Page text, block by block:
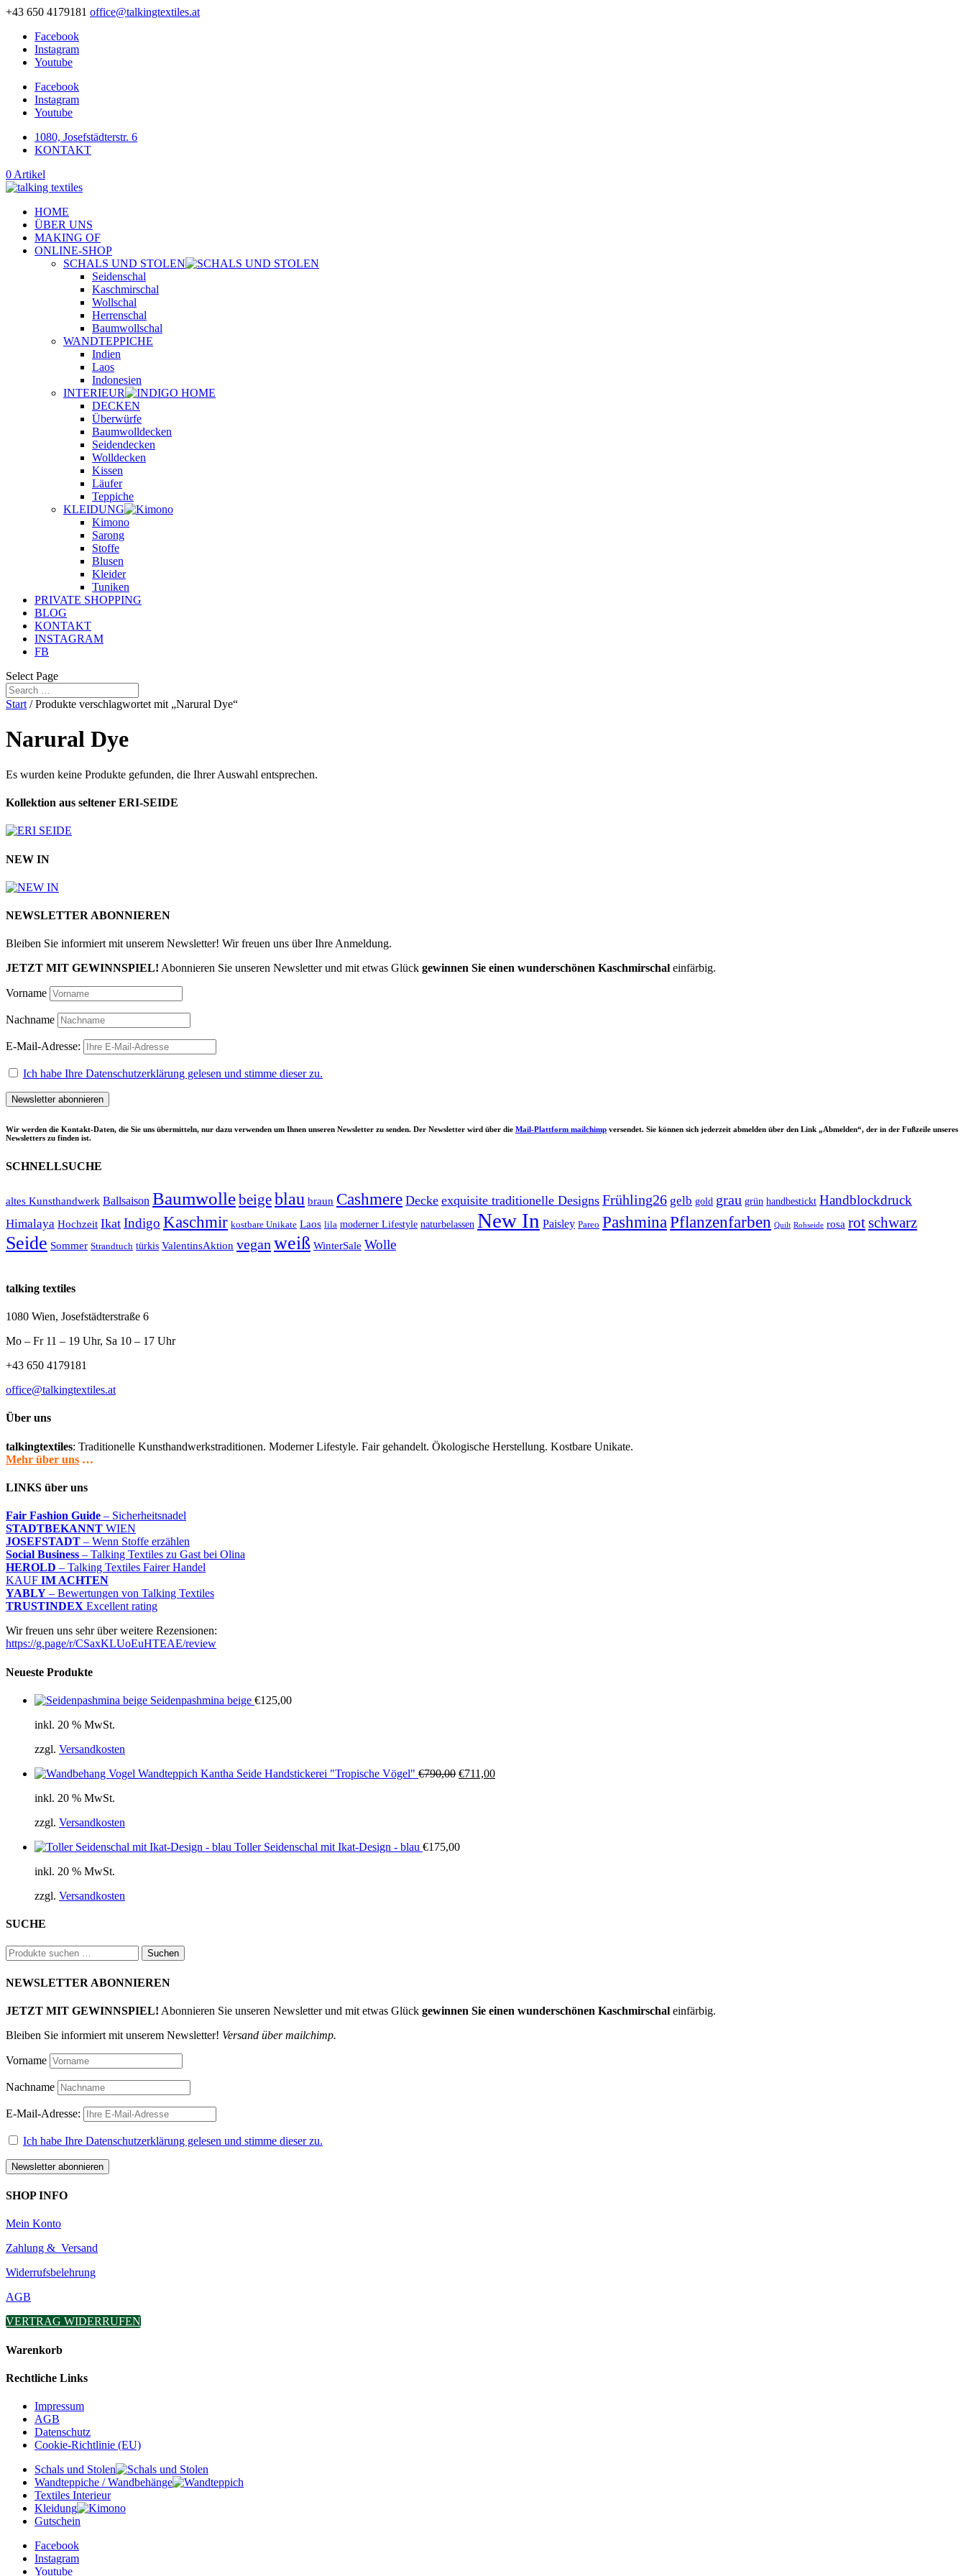
+43 650 4179181 office@talkingtextiles.at
Facebook
Instagram
Youtube
Facebook
Instagram
Youtube
1080, Josefstädterstr. 6
KONTAKT
0 Artikel
HOME
ÜBER UNS
MAKING OF
ONLINE-SHOP
SCHALS UND STOLEN
Seidenschal
Kaschmirschal
Wollschal
Herrenschal
Baumwollschal
WANDTEPPICHE
Indien
Laos
Indonesien
INTERIEUR
DECKEN
Überwürfe
Baumwolldecken
Seidendecken
Wolldecken
Kissen
Läufer
Teppiche
KLEIDUNG
Kimono
Sarong
Stoffe
Blusen
Kleider
Tuniken
PRIVATE SHOPPING
BLOG
KONTAKT
INSTAGRAM
FB
Select Page
Start / Produkte verschlagwortet mit „Narural Dye“
Narural Dye
Es wurden keine Produkte gefunden, die Ihrer Auswahl entsprechen.
Kollektion aus seltener ERI-SEIDE
NEW IN
NEWSLETTER ABONNIEREN
Bleiben Sie informiert mit unserem Newsletter! Wir freuen uns über Ihre Anmeldung.
JETZT MIT GEWINNSPIEL! Abonnieren Sie unseren Newsletter und mit etwas Glück gewinnen Sie einen wunderschönen Kaschmirschal einfärbig.
Vorname
Nachname
E-Mail-Adresse:
Ich habe Ihre Datenschutzerklärung gelesen und stimme dieser zu.
Wir werden die Kontakt-Daten, die Sie uns übermitteln, nur dazu verwenden um Ihnen unseren Newsletter zu senden. Der Newsletter wird über die Mail-Plattform mailchimp versendet. Sie können sich jederzeit abmelden über den Link „Abmelden“, der in der Fußzeile unseres
Newsletters zu finden ist.
SCHNELLSUCHE
altes Kunsthandwerk Ballsaison Baumwollebeigeblau braun Cashmere Decke exquisite traditionelle Designs Frühling26 gelb gold grau grün handbestickt Handblockdruck
Himalaya Hochzeit Ikat Indigo Kaschmir kostbare Unikate Laos lila moderner Lifestyle naturbelassen New In Paisley Pareo PashminaPflanzenfarben Quilt Rohseide rosa rotschwarz
Seide Sommer Strandtuch türkis ValentinsAktion vegan weiß WinterSale Wolle
talking textiles
1080 Wien, Josefstädterstraße 6
Mo – Fr 11 – 19 Uhr, Sa 10 – 17 Uhr
+43 650 4179181
office@talkingtextiles.at
Über uns
talkingtextiles: Traditionelle Kunsthandwerkstraditionen. Moderner Lifestyle. Fair gehandelt. Ökologische Herstellung. Kostbare Unikate.
Mehr über uns …
LINKS über uns
Fair Fashion Guide – Sicherheitsnadel
STADTBEKANNT WIEN
JOSEFSTADT – Wenn Stoffe erzählen
Social Business – Talking Textiles zu Gast bei Olina
HEROLD – Talking Textiles Fairer Handel
KAUF IM ACHTEN
YABLY – Bewertungen von Talking Textiles
TRUSTINDEX Excellent rating
Wir freuen uns sehr über weitere Rezensionen:
https://g.page/r/CSaxKLUoEuHTEAE/review
Neueste Produkte
Seidenpashmina beige €125,00
inkl. 20 % MwSt.
zzgl. Versandkosten
Wandteppich Kantha Seide Handstickerei "Tropische Vögel" €790,00 Ursprünglicher
€711,00Aktueller
inkl. 20 % MwSt.
zzgl. Versandkosten
Toller Seidenschal mit Ikat-Design - blau €175,00
inkl. 20 % MwSt.
zzgl. Versandkosten
SUCHE
Suchen
nach:
Suchen
NEWSLETTER ABONNIEREN
JETZT MIT GEWINNSPIEL! Abonnieren Sie unseren Newsletter und mit etwas Glück gewinnen Sie einen wunderschönen Kaschmirschal einfärbig.
Bleiben Sie informiert mit unserem Newsletter! Versand über mailchimp.
Vorname
Nachname
E-Mail-Adresse:
Ich habe Ihre Datenschutzerklärung gelesen und stimme dieser zu.
SHOP INFO
Mein Konto
Zahlung & Versand
Widerrufsbelehrung
AGB
VERTRAG WIDERRUFEN
Warenkorb
Rechtliche Links
Impressum
AGB
Datenschutz
Cookie-Richtlinie (EU)
Schals und Stolen
Wandteppiche / Wandbehänge
Textiles Interieur
Kleidung
Gutschein
Facebook
Instagram
Youtube